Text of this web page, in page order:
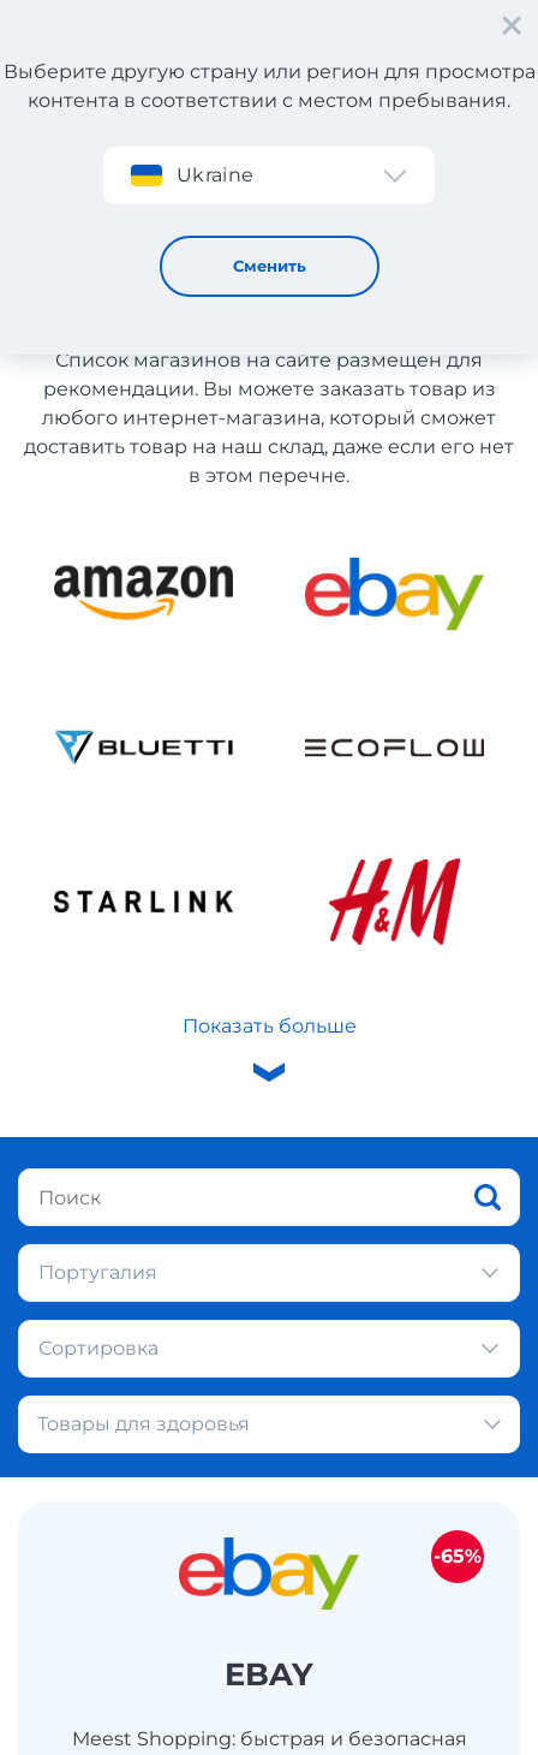
Регистрация
Выберите другую страну или регион для просмотра
контента в соответствии с местом пребывания.
Ukraine
Сменить
Товары для здоровья с Португалии
Товары для здоровья с
Португалии
Список магазинов на сайте размещен для
рекомендации. Вы можете заказать товар из
любого интернет-магазина, который сможет
доставить товар на наш склад, даже если его нет
в этом перечне.
Показать больше
Португалия
Сортировка
Товары для здоровья
EBAY
Meest Shopping: быстрая и безопасная
-65%